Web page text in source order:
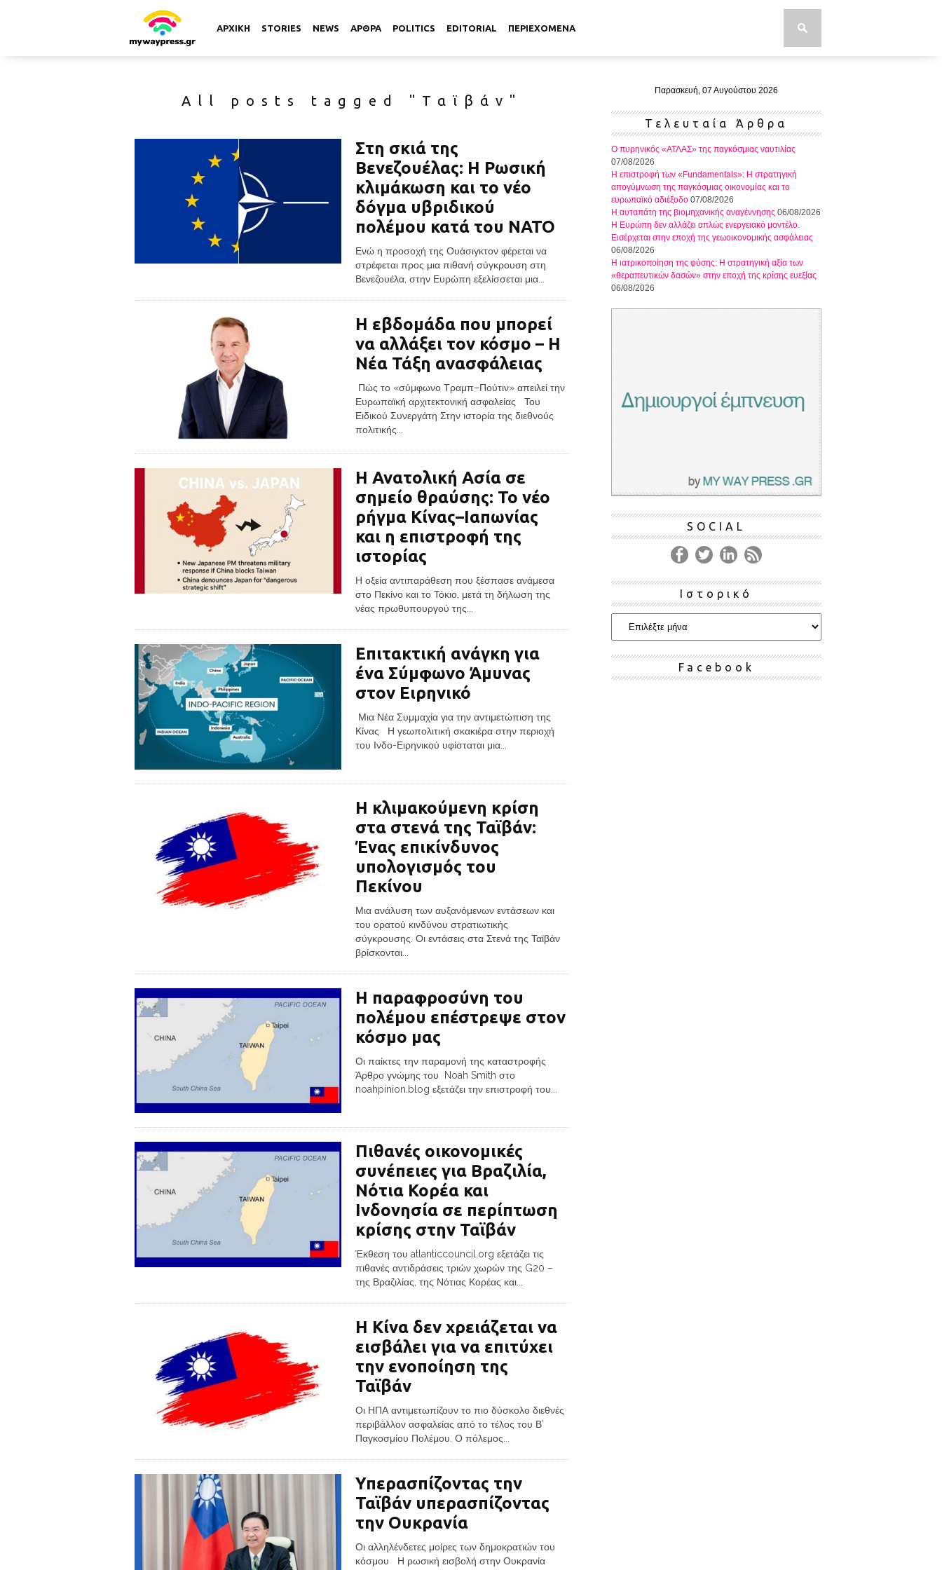
ΑΡΧΙΚΗ STORIES NEWS ΑΡΘΡΑ POLITICS EDITORIAL ΠΕΡΙΕΧΟΜΕΝΑ
All posts tagged "Ταϊβάν"
Στη σκιά της
Βενεζουέλας: Η Ρωσική
κλιμάκωση και το νέο
δόγμα υβριδικού
πολέμου κατά του ΝΑΤΟ
Ενώ η προσοχή της Ουάσιγκτον φέρεται να
στρέφεται προς μια πιθανή σύγκρουση στη
Βενεζουέλα, στην Ευρώπη εξελίσσεται μια...
Η εβδομάδα που μπορεί
να αλλάξει τον κόσμο – Η
Νέα Τάξη ανασφάλειας
Πώς το «σύμφωνο Τραμπ–Πούτιν» απειλεί την
Ευρωπαϊκή αρχιτεκτονική ασφαλείας Του
Ειδικού Συνεργάτη Στην ιστορία της διεθνούς
πολιτικής...
Η Ανατολική Ασία σε
σημείο θραύσης: Το νέο
ρήγμα Κίνας–Ιαπωνίας
και η επιστροφή της
ιστορίας
Η οξεία αντιπαράθεση που ξέσπασε ανάμεσα
στο Πεκίνο και το Τόκιο, μετά τη δήλωση της
νέας πρωθυπουργού της...
Επιτακτική ανάγκη για
ένα Σύμφωνο Άμυνας
στον Ειρηνικό
Μια Νέα Συμμαχία για την αντιμετώπιση της
Κίνας Η γεωπολιτική σκακιέρα στην περιοχή
του Ινδο-Ειρηνικού υφίσταται μια...
Η κλιμακούμενη κρίση
στα στενά της Ταϊβάν:
Ένας επικίνδυνος
υπολογισμός του
Πεκίνου
Μια ανάλυση των αυξανόμενων εντάσεων και
του ορατού κινδύνου στρατιωτικής
σύγκρουσης. Οι εντάσεις στα Στενά της Ταϊβάν
βρίσκονται...
Η παραφροσύνη του
πολέμου επέστρεψε στον
κόσμο μας
Οι παίκτες την παραμονή της καταστροφής
Άρθρο γνώμης του Noah Smith στο
noahpinion.blog εξετάζει την επιστροφή του...
Πιθανές οικονομικές
συνέπειες για Βραζιλία,
Νότια Κορέα και
Ινδονησία σε περίπτωση
κρίσης στην Ταϊβάν
Έκθεση του atlanticcouncil.org εξετάζει τις
πιθανές αντιδράσεις τριών χωρών της G20 –
της Βραζιλίας, της Νότιας Κορέας και...
Η Κίνα δεν χρειάζεται να
εισβάλει για να επιτύχει
την ενοποίηση της
Ταϊβάν
Οι ΗΠΑ αντιμετωπίζουν το πιο δύσκολο διεθνές
περιβάλλον ασφαλείας από το τέλος του Β’
Παγκοσμίου Πολέμου. Ο πόλεμος...
Υπερασπίζοντας την
Ταϊβάν υπερασπίζοντας
την Ουκρανία
Οι αλληλένδετες μοίρες των δημοκρατιών του
κόσμου Η ρωσική εισβολή στην Ουκρανία
Παρασκευή, 07 Αυγούστου 2026
Τελευταία Άρθρα
Ο πυρηνικός «ΑΤΛΑΣ» της παγκόσμιας ναυτιλίας
07/08/2026
Η επιστροφή των «Fundamentals»: Η στρατηγική
απογύμνωση της παγκόσμιας οικονομίας και το
ευρωπαϊκό αδιέξοδο 07/08/2026
Η αυταπάτη της βιομηχανικής αναγέννησης 06/08/2026
Η Ευρώπη δεν αλλάζει απλώς ενεργειακό μοντέλο.
Εισέρχεται στην εποχή της γεωοικονομικής ασφάλειας
06/08/2026
Η ιατρικοποίηση της φύσης: Η στρατηγική αξία των
«θεραπευτικών δασών» στην εποχή της κρίσης ευεξίας
06/08/2026
SOCIAL
Ιστορικό
Facebook